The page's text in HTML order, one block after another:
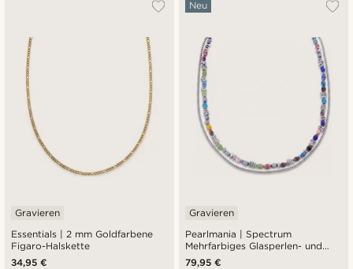
Essentials | 2 mm Goldfarbene
Figaro-Halskette
Gravieren
34,95 €
Pearlmania | Spectrum
Mehrfarbiges Glasperlen- und
Edelstahl-Spectrum-Halskette
Neu
Gravieren
79,95 €